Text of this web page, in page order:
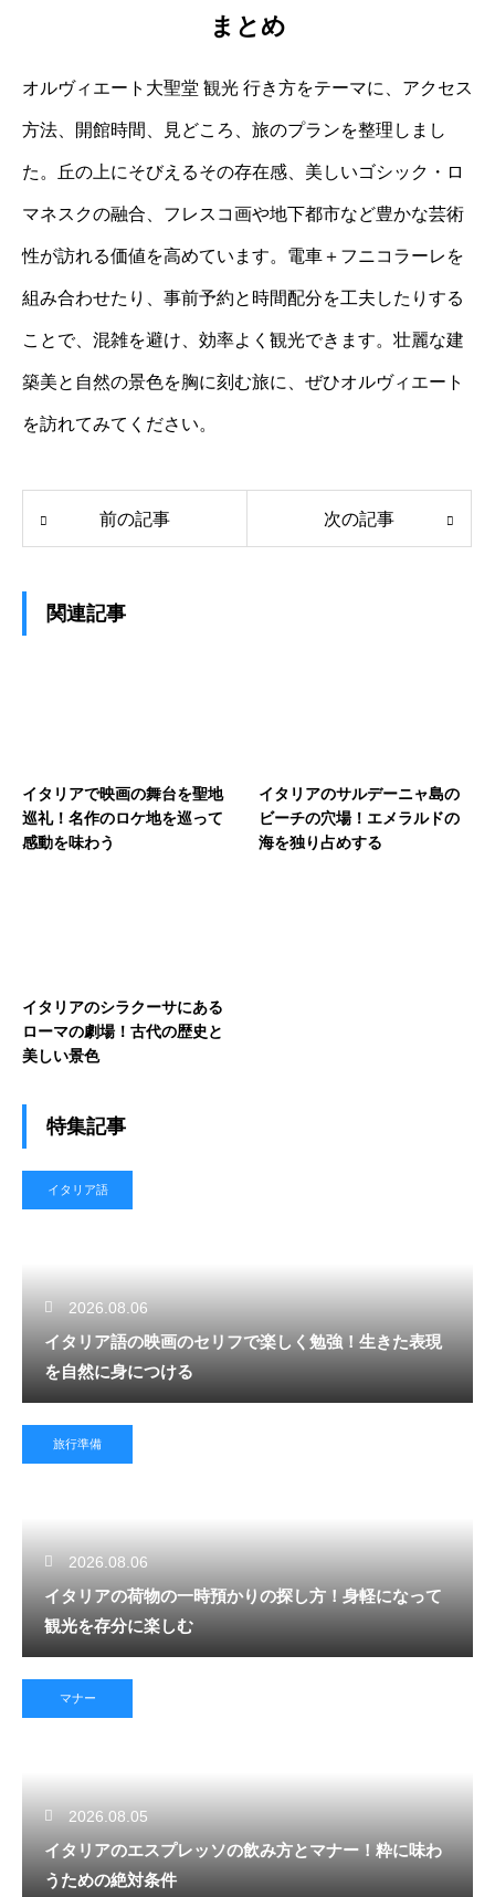
まとめ
オルヴィエート大聖堂 観光 行き方をテーマに、アクセス
方法、開館時間、見どころ、旅のプランを整理しまし
た。丘の上にそびえるその存在感、美しいゴシック・ロ
マネスクの融合、フレスコ画や地下都市など豊かな芸術
性が訪れる価値を高めています。電車＋フニコラーレを
組み合わせたり、事前予約と時間配分を工夫したりする
ことで、混雑を避け、効率よく観光できます。壮麗な建
築美と自然の景色を胸に刻む旅に、ぜひオルヴィエート
を訪れてみてください。
前の記事 次の記事
関連記事
イタリアで映画の舞台を聖地
巡礼！名作のロケ地を巡って
感動を味わう
イタリアのサルデーニャ島の
ビーチの穴場！エメラルドの
海を独り占めする
イタリアのシラクーサにある
ローマの劇場！古代の歴史と
美しい景色
特集記事
イタリア語
2026.08.06
イタリア語の映画のセリフで楽しく勉強！生きた表現
を自然に身につける
旅行準備
2026.08.06
イタリアの荷物の一時預かりの探し方！身軽になって
観光を存分に楽しむ
マナー
2026.08.05
イタリアのエスプレッソの飲み方とマナー！粋に味わ
うための絶対条件